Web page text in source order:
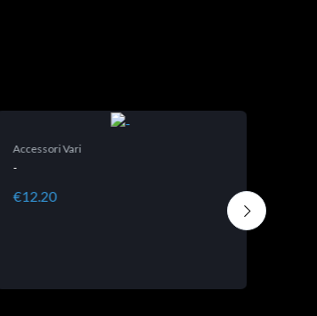
Accessori Vari
-
€12.20